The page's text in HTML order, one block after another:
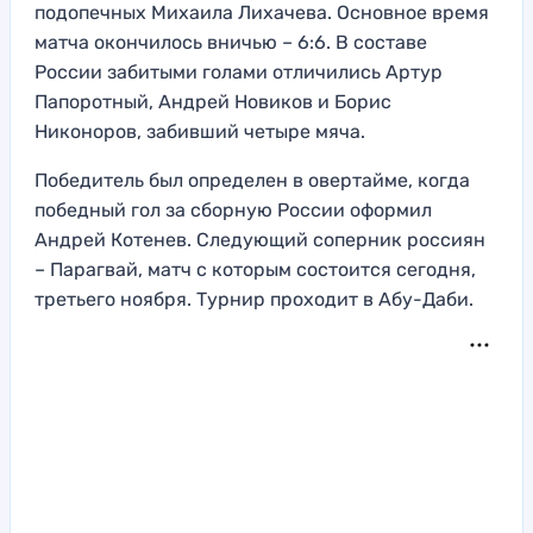
подопечных Михаила Лихачева. Основное время
матча окончилось вничью – 6:6. В составе
России забитыми голами отличились Артур
Папоротный, Андрей Новиков и Борис
Никоноров, забивший четыре мяча.
Победитель был определен в овертайме, когда
победный гол за сборную России оформил
Андрей Котенев. Следующий соперник россиян
– Парагвай, матч с которым состоится сегодня,
третьего ноября. Турнир проходит в Абу-Даби.